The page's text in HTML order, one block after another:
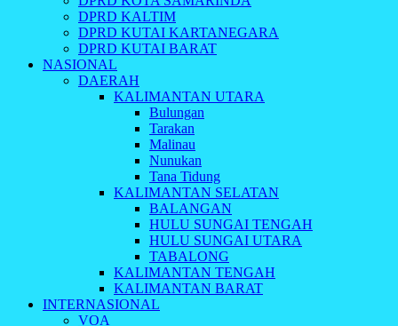
DPRD KALTIM
DPRD KUTAI KARTANEGARA
DPRD KUTAI BARAT
NASIONAL
DAERAH
KALIMANTAN UTARA
Bulungan
Tarakan
Malinau
Nunukan
Tana Tidung
KALIMANTAN SELATAN
BALANGAN
HULU SUNGAI TENGAH
HULU SUNGAI UTARA
TABALONG
KALIMANTAN TENGAH
KALIMANTAN BARAT
INTERNASIONAL
VOA